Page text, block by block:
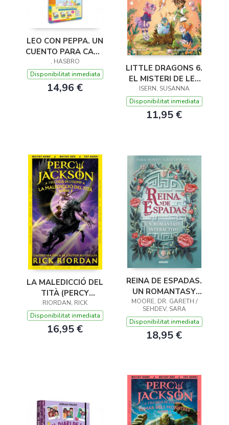
LEO CON PEPPA. UN
CUENTO PARA CADA
LETRA
, HASBRO
Disponibilitat inmediata
14,96 €
LITTLE DRAGONS 6.
EL MISTERI DE LES
ALES
ISERN, SUSANNA
Disponibilitat inmediata
11,95 €
LA MALEDICCIÓ DEL
TITÀ (PERCY
JACKSON I ELS DÉUS
DE L'OLIMP 3)
RIORDAN, RICK
Disponibilitat inmediata
16,95 €
REINA DE ESPADAS.
UN ROMANTASY
INTERACTIVO
MOORE, DR. GARETH /
SEHDEV, SARA
Disponibilitat inmediata
18,95 €